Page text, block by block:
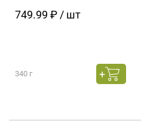
749.99 ₽ / шт
340 г